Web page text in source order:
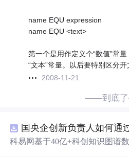
name EQU expression
name EQU <text>
第一个是用作定义个“数值”常
“文本”常量。以后要特别区分
2008-11-21
——到底
科易网基于40亿+科创知识图谱